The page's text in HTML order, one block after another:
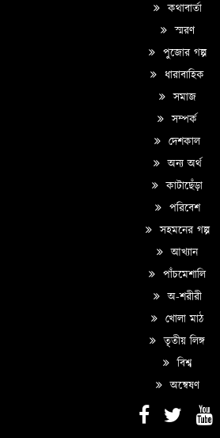
কথাবার্তা
স্মরণ
পুজোর গল্প
ধারাবাহিক
সমাজ
সম্পর্ক
দেশকাল
অন্য অর্থ
কাটাছেঁড়া
পরিবেশ
সহমনের গল্প
আখ্যান
পাঁচমেশালি
অ-শরীরী
খোলা মাঠ
তৃতীয় লিঙ্গ
বিশ্ব
অন্বেষণ